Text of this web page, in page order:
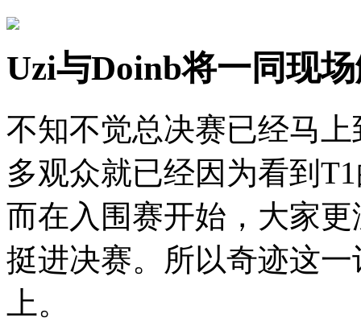
Uzi与Doinb将一同现
不知不觉总决赛已经马
多观众就已经因为看到
而在入围赛开始，大家
挺进决赛。所以奇迹这
上。